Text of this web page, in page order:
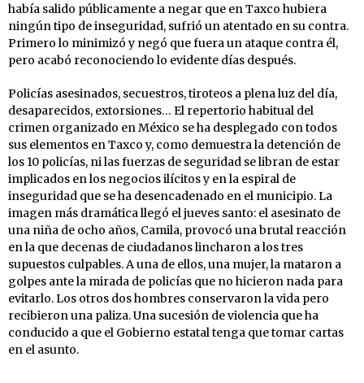
había salido públicamente a negar que en Taxco hubiera
ningún tipo de inseguridad, sufrió un atentado en su contra.
Primero lo minimizó y negó que fuera un ataque contra él,
pero acabó reconociendo lo evidente días después.
Policías asesinados, secuestros, tiroteos a plena luz del día,
desaparecidos, extorsiones… El repertorio habitual del
crimen organizado en México se ha desplegado con todos
sus elementos en Taxco y, como demuestra la detención de
los 10 policías, ni las fuerzas de seguridad se libran de estar
implicados en los negocios ilícitos y en la espiral de
inseguridad que se ha desencadenado en el municipio. La
imagen más dramática llegó el jueves santo: el asesinato de
una niña de ocho años, Camila, provocó una brutal reacción
en la que decenas de ciudadanos lincharon a los tres
supuestos culpables. A una de ellos, una mujer, la mataron a
golpes ante la mirada de policías que no hicieron nada para
evitarlo. Los otros dos hombres conservaron la vida pero
recibieron una paliza. Una sucesión de violencia que ha
conducido a que el Gobierno estatal tenga que tomar cartas
en el asunto.